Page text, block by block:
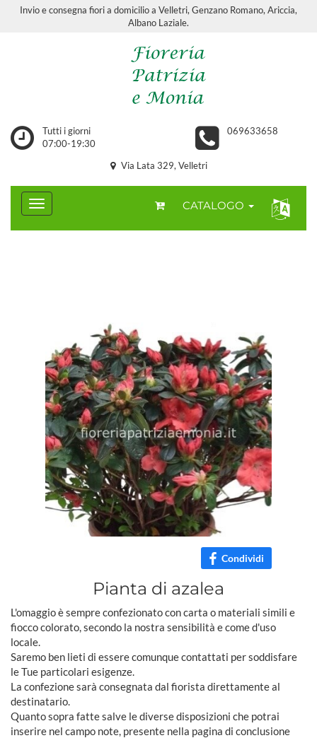
Invio e consegna fiori a domicilio a Velletri, Genzano Romano, Ariccia,
Albano Laziale.
Tutti i giorni
07:00-19:30
069633658
Via Lata 329, Velletri
CATALOGO
Condividi
Pianta di azalea
L'omaggio è sempre confezionato con carta o materiali simili e
fiocco colorato, secondo la nostra sensibilità e come d'uso
locale.
Saremo ben lieti di essere comunque contattati per soddisfare
le Tue particolari esigenze.
La confezione sarà consegnata dal fiorista direttamente al
destinatario.
Quanto sopra fatte salve le diverse disposizioni che potrai
inserire nel campo note, presente nella pagina di conclusione